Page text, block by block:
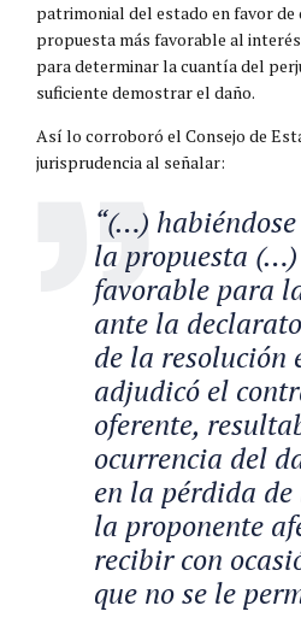
patrimonial del estado en favor
propuesta más favorable al
para determinar la cuantía del
suficiente demostrar el daño.
Así lo corroboró el Consejo de
jurisprudencia al señalar:
“(…)
la propuesta
favorable para
ante la
de la resolución
adjudicó el
oferente,
ocurrencia del
en la pérdida
la proponente
recibir con
que no se le